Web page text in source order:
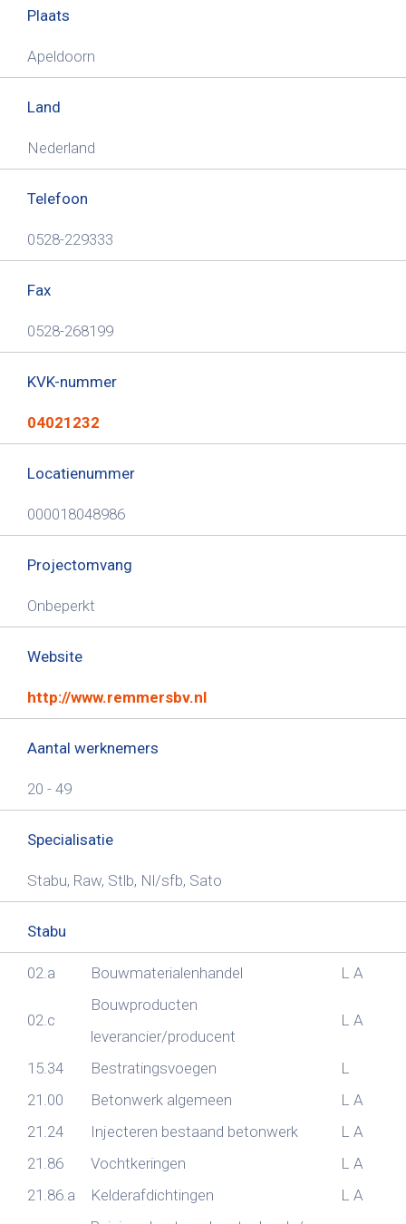
Plaats
Apeldoorn
Land
Nederland
Telefoon
0528-229333
Fax
0528-268199
KVK-nummer
04021232
Locatienummer
000018048986
Projectomvang
Onbeperkt
Website
http://www.remmersbv.nl
Aantal werknemers
20 - 49
Specialisatie
Stabu, Raw, Stlb, Nl/sfb, Sato
Stabu
02.a Bouwmaterialenhandel L A
02.c
Bouwproducten
leverancier/producent
L A
15.34 Bestratingsvoegen
L
21.00
Betonwerk algemeen L A
21.24
Injecteren bestaand betonwerk L A
21.86
Vochtkeringen L A
21.86.a
Kelderafdichtingen L A